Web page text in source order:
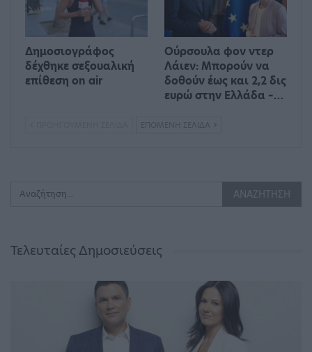
Δημοσιογράφος
δέχθηκε σεξουαλική
επίθεση on air
Ούρσουλα φον ντερ
Λάιεν: Μπορούν να
δοθούν έως και 2,2 δις
ευρώ στην Ελλάδα –…
ΕΠΌΜΕΝΗ ΣΕΛΊΔΑ
Τελευταίες Δημοσιεύσεις